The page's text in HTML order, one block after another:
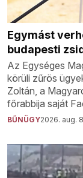
Egymást
budapesti
Az Egységes
körüli zűrös
Zoltán, a
főrabbija saját
BŰNÜGY2026. aug.